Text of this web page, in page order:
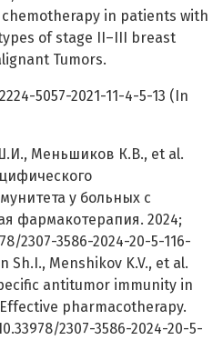
in patients with
of stage II–III breast
Tumors.
5057-2021-11-4-5-13 (In
Меньшиков К.В., et al.
у больных с
фармакотерапия. 2024;
2307-3586-2024-20-5-116-
Sh.I., Menshikov K.V., et al.
antitumor immunity in
pharmacotherapy.
2307-3586-2024-20-5-